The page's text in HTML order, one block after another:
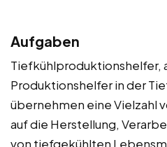
Aufgaben
Tiefkühlproduktionshelfer,
Produktionshelfer in der
übernehmen eine Vielzahl
auf die Herstellung,
von tiefgekühlten